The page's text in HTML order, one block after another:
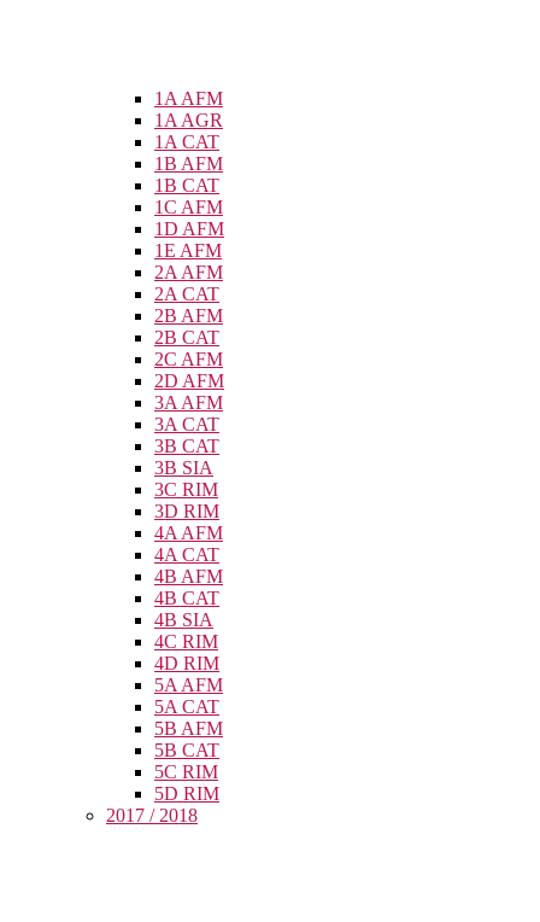
1A AFM
1A AGR
1A CAT
1B AFM
1B CAT
1C AFM
1D AFM
1E AFM
2A AFM
2A CAT
2B AFM
2B CAT
2C AFM
2D AFM
3A AFM
3A CAT
3B CAT
3B SIA
3C RIM
3D RIM
4A AFM
4A CAT
4B AFM
4B CAT
4B SIA
4C RIM
4D RIM
5A AFM
5A CAT
5B AFM
5B CAT
5C RIM
5D RIM
2017 / 2018